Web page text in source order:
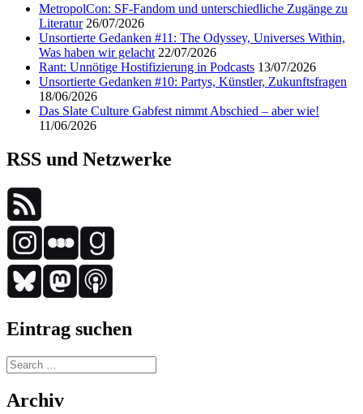
MetropolCon: SF-Fandom und unterschiedliche Zugänge zu
Literatur 26/07/2026
Unsortierte Gedanken #11: The Odyssey, Universes Within,
Was haben wir gelacht 22/07/2026
Rant: Unnötige Hostifizierung in Podcasts 13/07/2026
Unsortierte Gedanken #10: Partys, Künstler, Zukunftsfragen
18/06/2026
Das Slate Culture Gabfest nimmt Abschied – aber wie!
11/06/2026
RSS und Netzwerke
Eintrag suchen
Search
for:
Archiv